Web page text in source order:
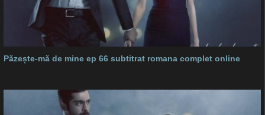
Păzește-mă de mine ep 66 subtitrat romana complet online